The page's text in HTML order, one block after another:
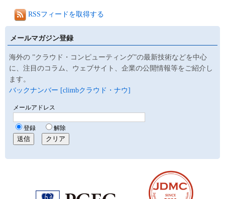
RSSフィードを取得する
メールマガジン登録
海外の ”クラウド・コンピューティング”の最新技術などを中心
に、注目のコラム、ウェブサイト、企業の公開情報等をご紹介し
ます。
バックナンバー [climbクラウド・ナウ]